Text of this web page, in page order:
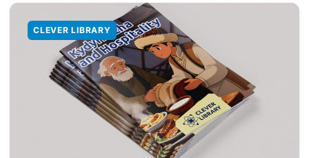
CLEVER LIBRARY